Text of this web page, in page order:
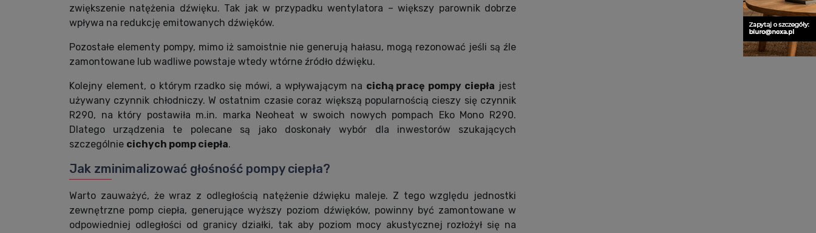
zwiększenie natężenia dźwięku. Tak jak w przypadku wentylatora – większy parownik dobrze
wpływa na redukcję emitowanych dźwięków.
Pozostałe elementy pompy, mimo iż samoistnie nie generują hałasu, mogą rezonować jeśli są źle
zamontowane lub wadliwe powstaje wtedy wtórne źródło dźwięku.
Kolejny element, o którym rzadko się mówi, a wpływającym na cichą pracę pompy ciepła jest
używany czynnik chłodniczy. W ostatnim czasie coraz większą popularnością cieszy się czynnik
R290, na który postawiła m.in. marka Neoheat w swoich nowych pompach Eko Mono R290.
Dlatego urządzenia te polecane są jako doskonały wybór dla inwestorów szukających
szczególnie cichych pomp ciepła.
Jak zminimalizować głośność pompy ciepła?
Warto zauważyć, że wraz z odległością natężenie dźwięku maleje. Z tego względu jednostki
zewnętrzne pomp ciepła, generujące wyższy poziom dźwięków, powinny być zamontowane w
odpowiedniej odległości od granicy działki, tak aby poziom mocy akustycznej rozłożył się na